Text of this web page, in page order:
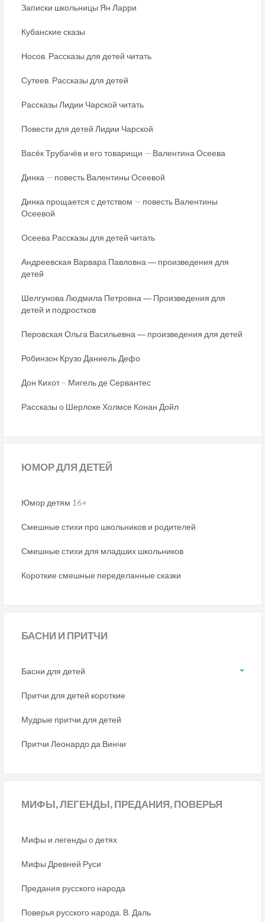
Записки школьницы Ян Ларри
Кубанские сказы
Носов. Рассказы для детей читать
Сутеев. Рассказы для детей
Рассказы Лидии Чарской читать
Повести для детей Лидии Чарской
Васёк Трубачёв и его товарищи — Валентина Осеева
Динка — повесть Валентины Осеевой
Динка прощается с детством — повесть Валентины
Осеевой
Осеева Рассказы для детей читать
Андреевская Варвара Павловна ― произведения для
детей
Шелгунова Людмила Петровна ― Произведения для
детей и подростков
Перовская Ольга Васильевна ― произведения для детей
Робинзон Крузо Даниель Дефо
Дон Кихот – Мигель де Сервантес
Рассказы о Шерлоке Холмсе Конан Дойл
ЮМОРДЛЯ ДЕТЕЙ
Юмор детям 16+
Смешные стихи про школьников и родителей
Смешные стихи для младших школьников
Короткие смешные переделанные сказки
БАСНИ И ПРИТЧИ
Басни для детей
Притчи для детей короткие
Мудрые притчи для детей
Притчи Леонардо да Винчи
МИФЫ,ЛЕГЕНДЫ, ПРЕДАНИЯ, ПОВЕРЬЯ
Мифы и легенды о детях
Мифы Древней Руси
Предания русского народа
Поверья русского народа. В. Даль